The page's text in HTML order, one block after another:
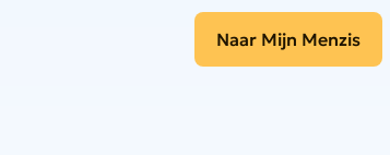
Naar Mijn Menzis